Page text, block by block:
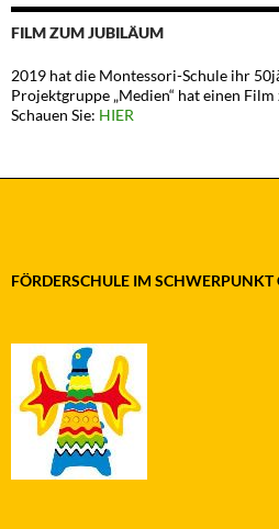
FILM ZUM JUBILÄUM
2019 hat die Montessori-Schule ihr
Projektgruppe „Medien“ hat einen
Schauen Sie: HIER
FÖRDERSCHULE IM